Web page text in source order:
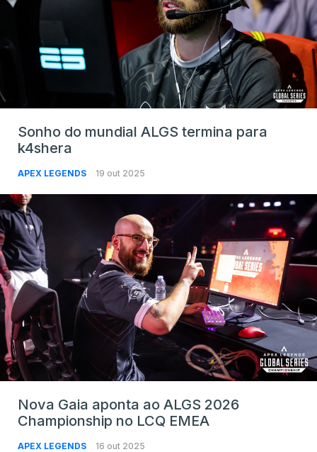
Sonho do mundial ALGS termina para
k4shera
APEX LEGENDS 19 out 2025
Nova Gaia aponta ao ALGS 2026
Championship no LCQ EMEA
APEX LEGENDS 16 out 2025